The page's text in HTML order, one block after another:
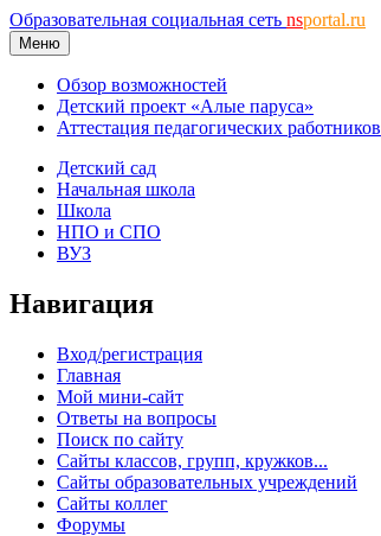
Образовательная социальная сеть nsportal.ru
Меню
Обзор возможностей
Детский проект «Алые паруса»
Аттестация педагогических работников
Детский сад
Начальная школа
Школа
НПО и СПО
ВУЗ
Навигация
Вход/регистрация
Главная
Мой мини-сайт
Ответы на вопросы
Поиск по сайту
Сайты классов, групп, кружков...
Сайты образовательных учреждений
Сайты коллег
Форумы